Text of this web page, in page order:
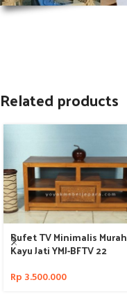
Related products
Bufet TV Minimalis Murah
Kayu Jati YMJ-BFTV 22
Rp 3.500.000